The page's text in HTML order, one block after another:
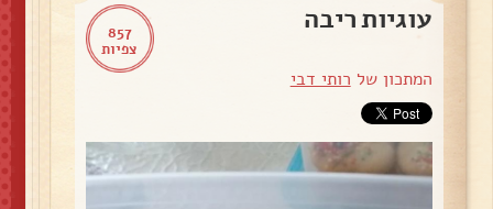
857
צפיות
עוגיות ריבה
המתכון של רותי דבי